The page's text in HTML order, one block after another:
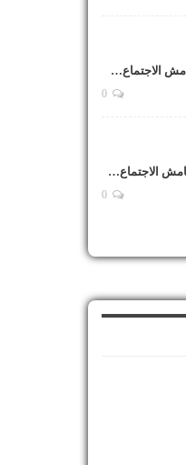
الاجتماع…
الاجتماع…